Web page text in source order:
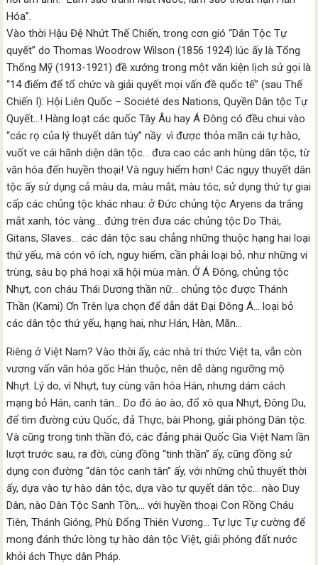
Hóa”.
Vào thời Hậu Đệ Nhứt Thế Chiến, trong cơn gió “Dân Tộc Tự
quyết” do Thomas Woodrow Wilson (1856 1924) lúc ấy là Tổng
Thống Mỹ (1913-1921) đề xướng trong một văn kiện lịch sử gọi là
“14 điểm để tổ chức và giải quyết mọi vấn đề quốc tế” (sau Thế
Chiến I): Hội Liên Quốc – Société des Nations, Quyền Dân tộc Tự
Quyết…! Hàng loạt các quốc Tây Âu hay Á Đông có đều chui vào
“các rọ của lý thuyết dân túy” nầy: vì được thỏa mãn cái tự hào,
vuốt ve cái hãnh diện dân tộc… đưa cao các anh hùng dân tộc, từ
văn hóa đến huyền thoại! Và nguy hiểm hơn! Các ngụy thuyết dân
tộc ấy sử dụng cả màu da, màu mắt, màu tóc, sử dụng thứ tự giai
cấp các chủng tộc khác nhau: ở Đức chủng tộc Aryens da trắng
mắt xanh, tóc vàng… đứng trên đưa các chủng tộc Do Thái,
Gitans, Slaves… các dân tộc sau chẳng những thuộc hạng hai loại
thứ yếu, mà cón vô ích, nguy hiểm, cần phải loại bỏ, như những vi
trùng, sâu bọ phá hoại xã hội mùa màn. Ở Á Đông, chủng tộc
Nhựt, con cháu Thái Dương thần nữ… chủng tộc được Thánh
Thần (Kami) Ơn Trên lựa chọn để dẫn dắt Đại Đông Á… loại bỏ
các dân tộc thứ yếu, hạng hai, như Hán, Hàn, Mãn…
Riêng ở Việt Nam? Vào thời ấy, các nhà trí thức Việt ta, vẫn còn
vương vấn văn hóa gốc Hán thuộc, nên dễ dàng ngưỡng mộ
Nhựt. Lý do, vì Nhựt, tuy cùng văn hóa Hán, nhưng dám cách
mạng bỏ Hán, canh tân… Do đó ào ào, đổ xô qua Nhựt, Đông Du,
để tìm đường cứu Quốc, đả Thực, bài Phong, giải phóng Dân tộc.
Và cũng trong tinh thần đó, các đảng phái Quốc Gia Việt Nam lần
lượt trước sau, ra đời, cùng đồng “tinh thần” ấy, cũng đồng sử
dụng con đường “dân tộc canh tân” ấy, với những chủ thuyết thời
ấy, dựa vào tự hào dân tộc, dựa vào tự quyết dân tộc… nào Duy
Dân, nào Dân Tộc Sanh Tồn,… với huyền thoại Con Rồng Cháu
Tiên, Thánh Gióng, Phù Đổng Thiên Vương… Tự lực Tự cường để
mong đánh thức lòng tự hào dân tộc Việt, giải phóng đất nước
khỏi ách Thực dân Pháp.